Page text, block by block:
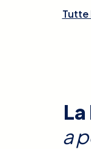
Tutte
a